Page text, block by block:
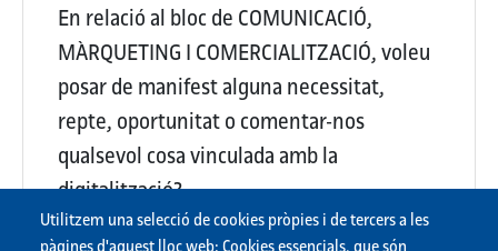
En relació al bloc de COMUNICACIÓ,
MÀRQUETING I COMERCIALITZACIÓ, voleu
posar de manifest alguna necessitat,
repte, oportunitat o comentar-nos
qualsevol cosa vinculada amb la
digitalització?
{Buit}
Utilitzem una selecció de cookies pròpies i de tercers a les